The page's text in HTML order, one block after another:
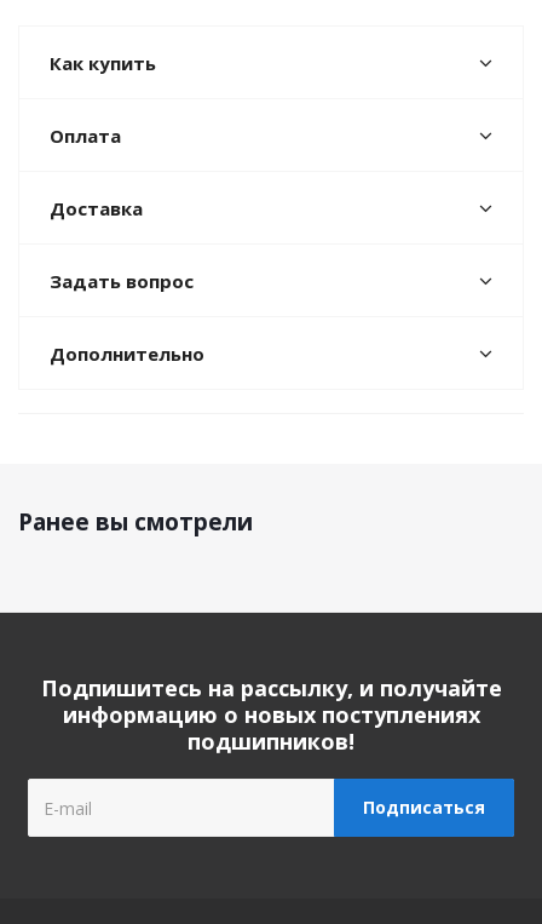
Как купить
Оплата
Доставка
Задать вопрос
Дополнительно
Ранее вы смотрели
Подпишитесь на рассылку, и получайте
информацию о новых поступлениях
подшипников!